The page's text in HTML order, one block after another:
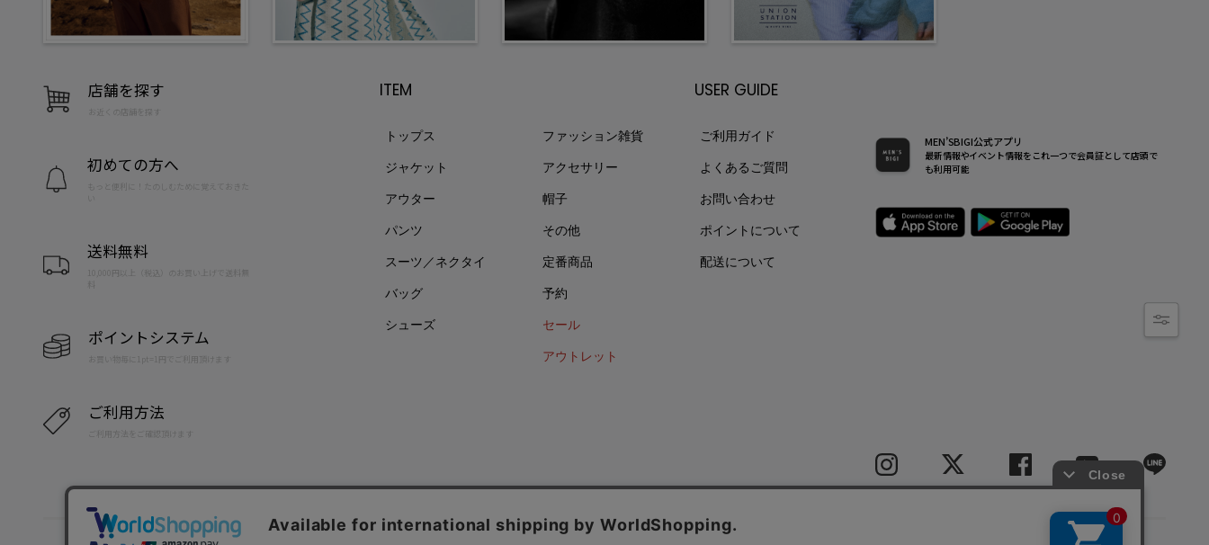
店舗を探す
お近くの店舗を探す
初めての方へ
もっと便利に！たのしむために覚えておきた
送料無料
10,000円以上（税込）のお買い上げで送料無
料
ポイントシステム
お買い物毎に1pt=1円でご利用頂けます
ご利用方法
ご利用方法をご確認頂けます
ITEM
トップス
ジャケット
アウター
パンツ
スーツ／ネクタイ
バッグ
シューズ
ファッション雑貨
アクセサリー
帽子
その他
定番商品
予約
セール
アウトレット
USER GUIDE
ご利用ガイド
よくあるご質問
お問い合わせ
ポイントについて
配送について
MEN’SBIGI公式アプリ
最新情報やイベント情報をこれ一つで会員証として店頭で
も利用可能